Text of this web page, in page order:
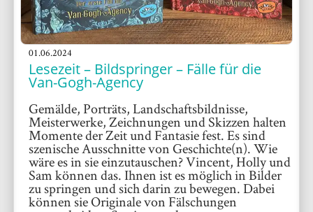
01.06.2024
Lesezeit – Bildspringer – Fälle für die
Van-Gogh-Agency
Gemälde, Porträts, Landschaftsbildnisse,
Meisterwerke, Zeichnungen und Skizzen halten
Momente der Zeit und Fantasie fest. Es sind
szenische Ausschnitte von Geschichte(n). Wie
wäre es in sie einzutauschen? Vincent, Holly und
Sam können das. Ihnen ist es möglich in Bilder
zu springen und sich darin zu bewegen. Dabei
können sie Originale von Fälschungen